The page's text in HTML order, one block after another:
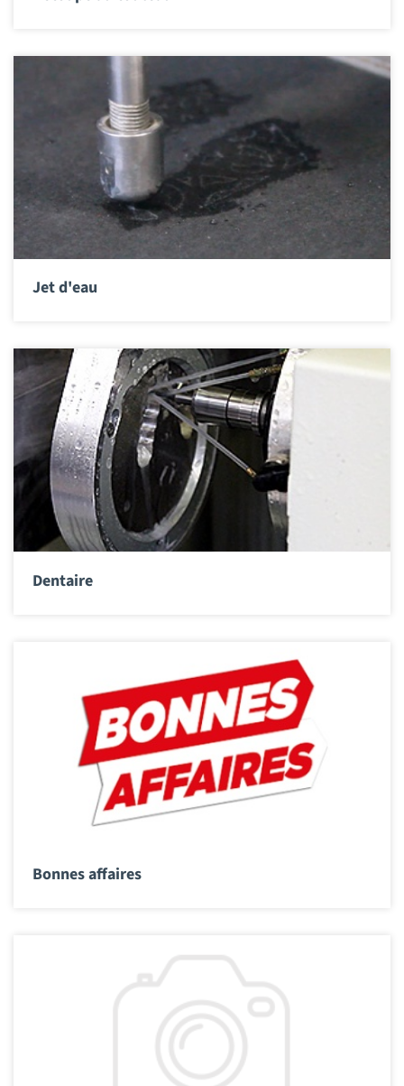
Jet d'eau
Dentaire
Bonnes affaires